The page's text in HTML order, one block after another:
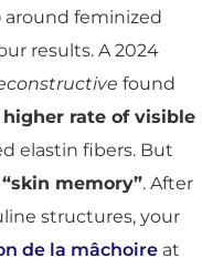
around feminized
results. A 2024
found
higher rate of visible
elastin fibers. But
“skin memory”. After
structures, your
de la mâchoire at